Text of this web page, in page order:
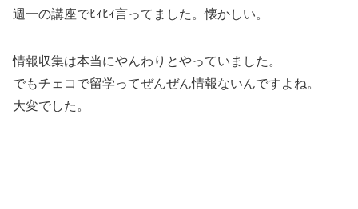
週一の講座でﾋｨﾋｨ言ってました。懐かしい。
情報収集は本当にやんわりとやっていました。
でもチェコで留学ってぜんぜん情報ないんですよね。
大変でした。